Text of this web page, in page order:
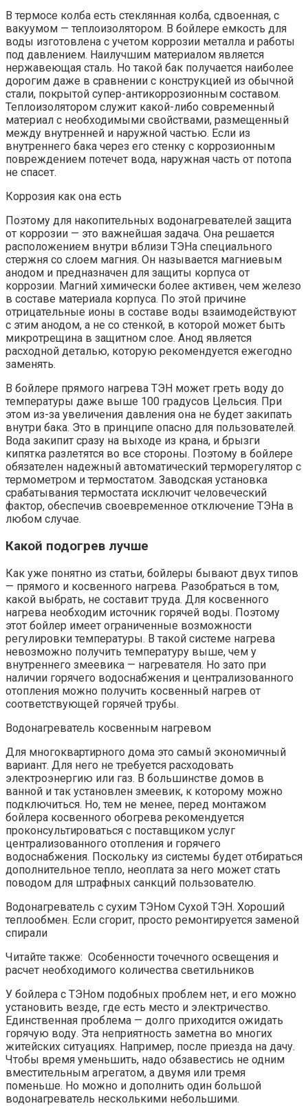
В термосе колба есть стеклянная колба, сдвоенная, с
вакуумом — теплоизолятором. В бойлере емкость для
воды изготовлена с учетом коррозии металла и работы
под давлением. Наилучшим материалом является
нержавеющая сталь. Но такой бак получается наиболее
дорогим даже в сравнении с конструкцией из обычной
стали, покрытой супер-антикоррозионным составом.
Теплоизолятором служит какой-либо современный
материал с необходимыми свойствами, размещенный
между внутренней и наружной частью. Если из
внутреннего бака через его стенку с коррозионным
повреждением потечет вода, наружная часть от потопа
не спасет.
Коррозия как она есть
Поэтому для накопительных водонагревателей защита
от коррозии — это важнейшая задача. Она решается
расположением внутри вблизи ТЭНа специального
стержня со слоем магния. Он называется магниевым
анодом и предназначен для защиты корпуса от
коррозии. Магний химически более активен, чем железо
в составе материала корпуса. По этой причине
отрицательные ионы в составе воды взаимодействуют
с этим анодом, а не со стенкой, в которой может быть
микротрещина в защитном слое. Анод является
расходной деталью, которую рекомендуется ежегодно
заменять.
В бойлере прямого нагрева ТЭН может греть воду до
температуры даже выше 100 градусов Цельсия. При
этом из-за увеличения давления она не будет закипать
внутри бака. Это в принципе опасно для пользователей.
Вода закипит сразу на выходе из крана, и брызги
кипятка разлетятся во все стороны. Поэтому в бойлере
обязателен надежный автоматический терморегулятор с
термометром и термостатом. Заводская установка
срабатывания термостата исключит человеческий
фактор, обеспечив своевременное отключение ТЭНа в
любом случае.
Какой подогрев лучше
Как уже понятно из статьи, бойлеры бывают двух типов
— прямого и косвенного нагрева. Разобраться в том,
какой выбрать, не составит труда. Для косвенного
нагрева необходим источник горячей воды. Поэтому
этот бойлер имеет ограниченные возможности
регулировки температуры. В такой системе нагрева
невозможно получить температуру выше, чем у
внутреннего змеевика — нагревателя. Но зато при
наличии горячего водоснабжения и централизованного
отопления можно получить косвенный нагрев от
соответствующей горячей трубы.
Водонагреватель косвенным нагревом
Для многоквартирного дома это самый экономичный
вариант. Для него не требуется расходовать
электроэнергию или газ. В большинстве домов в
ванной и так установлен змеевик, к которому можно
подключиться. Но, тем не менее, перед монтажом
бойлера косвенного обогрева рекомендуется
проконсультироваться с поставщиком услуг
централизованного отопления и горячего
водоснабжения. Поскольку из системы будет отбираться
дополнительное тепло, неоплата за него может стать
поводом для штрафных санкций пользователю.
Водонагреватель с сухим ТЭНом Сухой ТЭН. Хороший
теплообмен. Если сгорит, просто ремонтируется заменой
спирали
Читайте также: Особенности точечного освещения и
расчет необходимого количества светильников
У бойлера с ТЭНом подобных проблем нет, и его можно
установить везде, где есть место и электричество.
Единственная проблема — долго приходится ожидать
горячую воду. Эта неприятность заметна во многих
житейских ситуациях. Например, после приезда на дачу.
Чтобы время уменьшить, надо обзавестись не одним
вместительным агрегатом, а двумя или тремя
поменьше. Но можно и дополнить один большой
водонагреватель несколькими небольшими.